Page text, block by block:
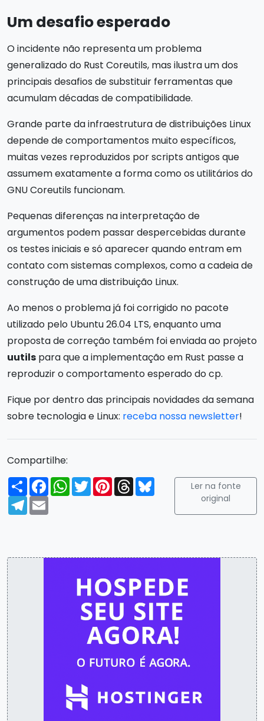
Um desafio esperado
O incidente não representa um problema
generalizado do Rust Coreutils, mas ilustra um dos
principais desafios de substituir ferramentas que
acumulam décadas de compatibilidade.
Grande parte da infraestrutura de distribuições Linux
depende de comportamentos muito específicos,
muitas vezes reproduzidos por scripts antigos que
assumem exatamente a forma como os utilitários do
GNU Coreutils funcionam.
Pequenas diferenças na interpretação de
argumentos podem passar despercebidas durante
os testes iniciais e só aparecer quando entram em
contato com sistemas complexos, como a cadeia de
construção de uma distribuição Linux.
Ao menos o problema já foi corrigido no pacote
utilizado pelo Ubuntu 26.04 LTS, enquanto uma
proposta de correção também foi enviada ao projeto
uutils para que a implementação em Rust passe a
reproduzir o comportamento esperado do cp.
Fique por dentro das principais novidades da semana
sobre tecnologia e Linux: receba nossa newsletter!
Compartilhe:
Compartilhar
FacebookWhatsApp
TwitterPinterest
ThreadsBluesky
Telegram
Email
Ler na fonte
original